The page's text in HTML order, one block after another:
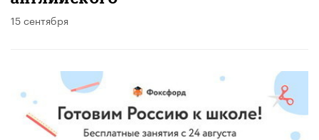
15 сентября